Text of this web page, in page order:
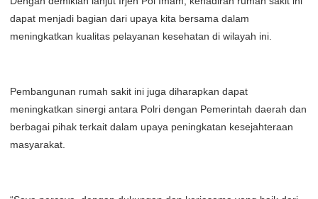
dapat menjadi bagian dari upaya kita bersama dalam
meningkatkan kualitas pelayanan kesehatan di wilayah ini.
Pembangunan rumah sakit ini juga diharapkan dapat
meningkatkan sinergi antara Polri dengan Pemerintah daerah dan
berbagai pihak terkait dalam upaya peningkatan kesejahteraan
masyarakat.